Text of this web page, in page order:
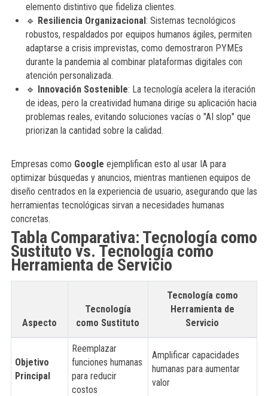
elemento distintivo que fideliza clientes.
🔹 Resiliencia Organizacional : Sistemas tecnológicos
robustos, respaldados por equipos humanos ágiles, permiten
adaptarse a crisis imprevistas, como demostraron PYMEs
durante la pandemia al combinar plataformas digitales con
atención personalizada.
🔹
Innovación Sostenible: La tecnología acelera la iteración
de ideas, pero la creatividad humana dirige su aplicación hacia
problemas reales, evitando soluciones vacías o "AI slop" que
priorizan la cantidad sobre la calidad.
Empresas como Google ejemplifican esto al usar IA para
optimizar búsquedas y anuncios, mientras mantienen equipos de
diseño centrados en la experiencia de usuario, asegurando que las
herramientas tecnológicas sirvan a necesidades humanas
concretas.
Tabla Comparativa: Tecnología como
Sustituto vs. Tecnología como
Herramienta de Servicio
Aspecto
Tecnología
como Sustituto
Tecnología como
Herramienta de
Servicio
Objetivo
Principal
Reemplazar
funciones humanas
para reducir
costos
Amplificar capacidades
humanas para aumentar
valor